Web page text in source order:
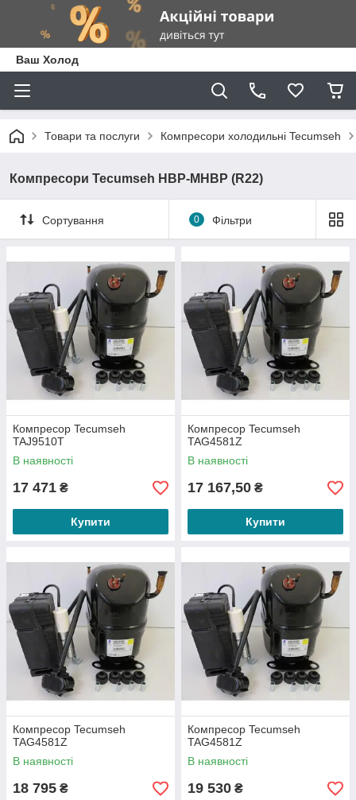
Ваш Холод
Товари та послуги Компресори холодильні Tecumseh
Компресори Tecumseh HBP-MHBP (R22)
Сортування 0 Фільтри
Компресор Tecumseh
TAJ9510T
В наявності
17 471 ₴
Купити
Компресор Tecumseh
TAG4581Z
В наявності
17 167,50 ₴
Купити
Компресор Tecumseh
TAG4581Z
В наявності
18 795 ₴
Компресор Tecumseh
TAG4581Z
В наявності
19 530 ₴